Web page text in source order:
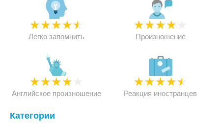
★★★★★
Легко запомнить
★★★★
Произношение
★★★★
Английское произношение
★★★★★
Реакция иностранцев
Категории